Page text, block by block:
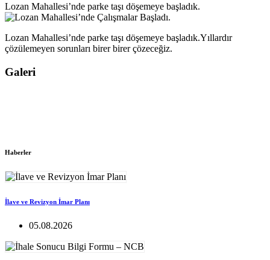
Lozan Mahallesi’nde parke taşı döşemeye başladık.
Lozan Mahallesi’nde parke taşı döşemeye başladık.Yıllardır
çözülemeyen sorunları birer birer çözeceğiz.
Galeri
Haberler
İlave ve Revizyon İmar Planı
05.08.2026